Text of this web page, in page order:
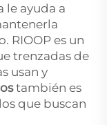
le ayuda a
RIOOP es un
trenzadas de
usan y
también es
que buscan